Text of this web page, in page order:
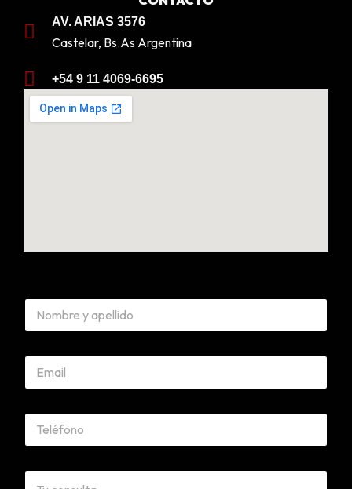
AV. ARIAS 3576
Castelar, Bs.As Argentina
+54 9 11 4069-6695